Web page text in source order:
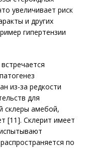
увеличивает риск
и других
гипертензии
из-за редкости
для
склеры амебой,
[11]. Склерит имеет
по